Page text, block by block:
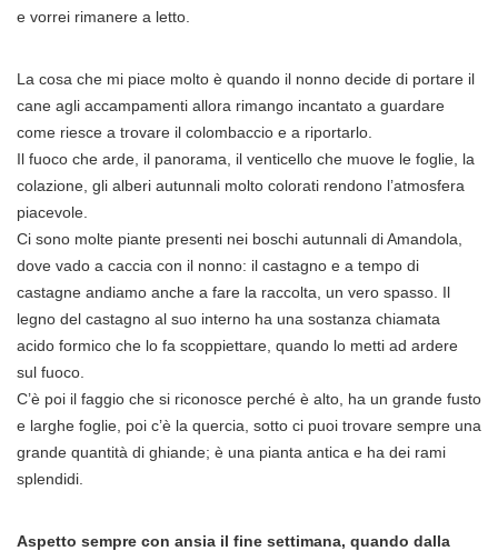
e vorrei rimanere a letto.
La cosa che mi piace molto è quando il nonno decide di portare il
cane agli accampamenti allora rimango incantato a guardare
come riesce a trovare il colombaccio e a riportarlo.
Il fuoco che arde, il panorama, il venticello che muove le foglie, la
colazione, gli alberi autunnali molto colorati rendono l’atmosfera
piacevole.
Ci sono molte piante presenti nei boschi autunnali di Amandola,
dove vado a caccia con il nonno: il castagno e a tempo di
castagne andiamo anche a fare la raccolta, un vero spasso. Il
legno del castagno al suo interno ha una sostanza chiamata
acido formico che lo fa scoppiettare, quando lo metti ad ardere
sul fuoco.
C’è poi il faggio che si riconosce perché è alto, ha un grande fusto
e larghe foglie, poi c’è la quercia, sotto ci puoi trovare sempre una
grande quantità di ghiande; è una pianta antica e ha dei rami
splendidi.
Aspetto sempre con ansia il fine settimana, quando dalla